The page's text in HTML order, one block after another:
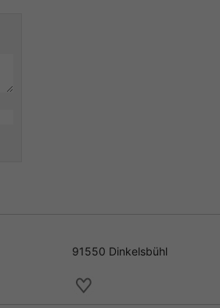
91550 Dinkelsbühl